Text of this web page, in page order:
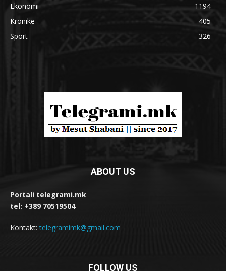
Ekonomi
1194
Kronikë
405
Sport
326
ABOUT US
Portali telegrami.mk
tel: +389 70519504
Kontakt:telegramimk@gmail.com
FOLLOW US